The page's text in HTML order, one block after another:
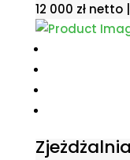
12 000 zł netto |